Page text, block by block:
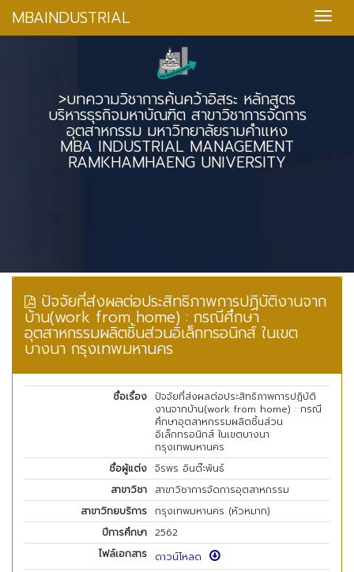
MBAINDUSTRIAL
>บทความวิชาการค้นคว้าอิสระ หลักสูตร
บริหารธุรกิจมหาบัณฑิต สาขาวิชาการจัดการ
อุตสาหกรรม มหาวิทยาลัยรามคำแหง
MBA INDUSTRIAL MANAGEMENT
RAMKHAMHAENG UNIVERSITY
ปัจจัยที่ส่งผลต่อประสิทธิภาพการปฏิบัติงานจาก
บ้าน(work from home) : กรณีศึกษา
อุตสาหกรรมผลิตชิ้นส่วนอิเล็กทรอนิกส์ ในเขต
บางนา กรุงเทพมหานคร
ชื่อเรื่อง
ปัจจัยที่ส่งผลต่อประสิทธิภาพการปฏิบัติ
งานจากบ้าน(work from home) : กรณี
ศึกษาอุตสาหกรรมผลิตชิ้นส่วน
อิเล็กทรอนิกส์ ในเขตบางนา
กรุงเทพมหานคร
ชื่อผู้แต่ง จิรพร อินต๊ะพันธ์
สาขาวิชา
สาขาวิชาการจัดการอุตสาหกรรม
สาขาวิทยบริการ กรุงเทพมหานคร (หัวหมาก)
ปีการศึกษา 2562
ไฟล์เอกสาร
ดาวน์โหลด